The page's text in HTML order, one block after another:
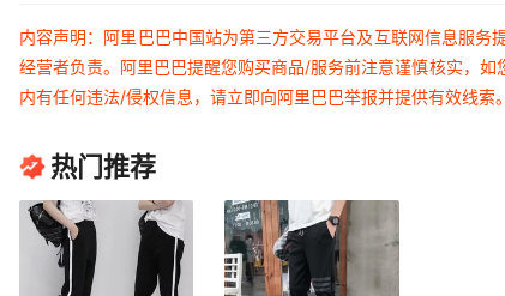
内容声明：阿里巴巴中国站为第三方交易平台及互联网信息服
经营者负责。阿里巴巴提醒您购买商品/服务前注意谨慎核实，
内有任何违法/侵权信息，请立即向阿里巴巴举报并提供有效线索。
热门推荐